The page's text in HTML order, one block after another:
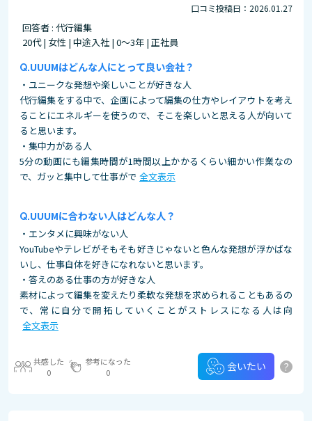
口コミ投稿日：2026.01.27
回答者 : 代行編集
20代 | 女性 | 中途入社 | 0～3年 | 正社員
UUUMはどんな人にとって良い会社？
・ユニークな発想や楽しいことが好きな人
代行編集をする中で、企画によって編集の仕方やレイアウトを考え
ることにエネルギーを使うので、そこを楽しいと思える人が向いて
ると思います。
・集中力がある人
5分の動画にも編集時間が1時間以上かかるくらい細かい作業なの
で、ガッと集中して仕事がで 全文表示
UUUMに合わない人はどんな人？
・エンタメに興味がない人
YouTubeやテレビがそもそも好きじゃないと色んな発想が浮かばな
いし、仕事自体を好きになれないと思います。
・答えのある仕事の方が好きな人
素材によって編集を変えたり柔軟な発想を求められることもあるの
で、常に自分で開拓していくことがストレスになる人は向
全文表示
共感した
0
参考になった
0
会いたい ?